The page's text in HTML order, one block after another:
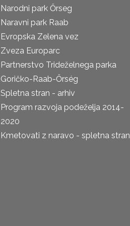
Narodni park Őrseg
Naravni park Raab
Evropska Zelena vez
Zveza Europarc
Partnerstvo Trideželnega parka
Goričko-Raab-Őrség
Spletna stran - arhiv
Program razvoja podeželja 2014-
2020
Kmetovati z naravo - spletna stran